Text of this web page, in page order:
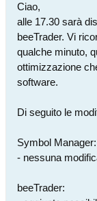
Ciao,
alle 17.30 sarà
beeTrader. Vi
qualche minuto,
ottimizzazione
software.
Di seguito le
Symbol Manager:
- nessuna
beeTrader: